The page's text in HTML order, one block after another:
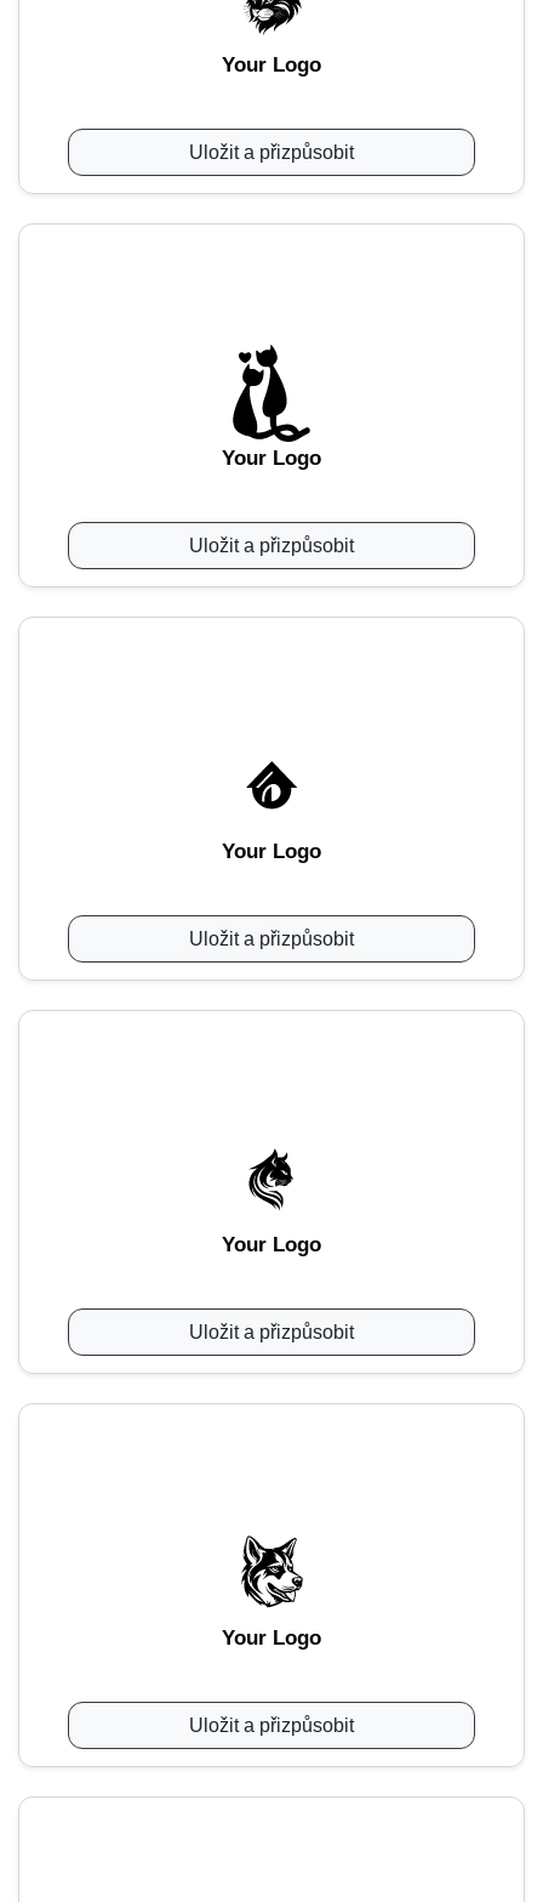
Your Logo
Uložit a přizpůsobit
Your Logo
Uložit a přizpůsobit
Your Logo
Uložit a přizpůsobit
Your Logo
Uložit a přizpůsobit
Your Logo
Uložit a přizpůsobit